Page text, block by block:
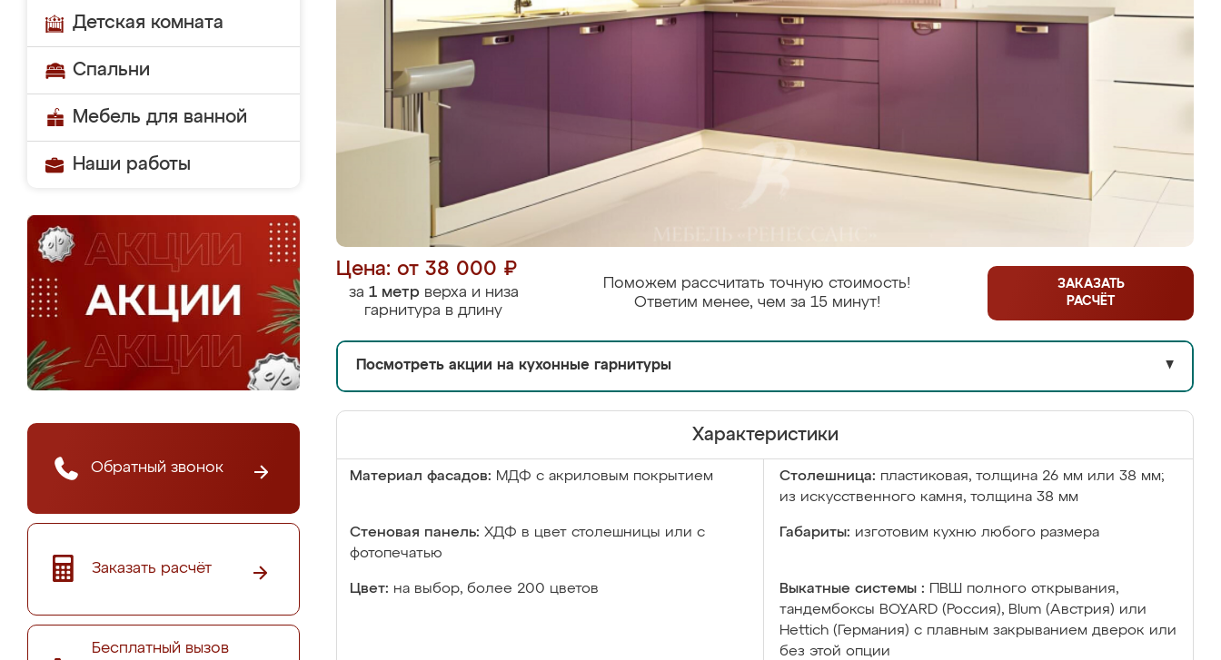
Детская комната
Спальни
Мебель для ванной
Наши работы
Обратный звонок
Заказать расчёт
Бесплатный вызов
Цена: от 38 000 ₽
за 1 метрверха и низа
гарнитура в длину
Поможем рассчитать точную стоимость!
Ответим менее, чем за 15 минут!
ЗАКАЗАТЬ
РАСЧЁТ
Посмотреть акции на кухонные гарнитуры ▼
Характеристики
Материал фасадов: МДФ с акриловым покрытием Столешница: пластиковая, толщина 26 мм или 38 мм;
из искусственного камня, толщина 38 мм
Стеновая панель: ХДФ в цвет столешницы или с
фотопечатью
Габариты: изготовим кухню любого размера
Цвет: на выбор, более 200 цветов Выкатные системы :
ПВШ полного открывания,
тандембоксы BOYARD (Россия), Blum (Австрия) или
Hettich (Германия) с плавным закрыванием дверок или
без этой опции